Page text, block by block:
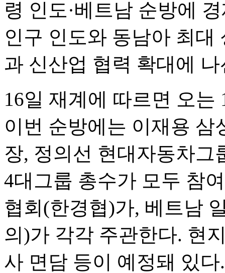
령 인도·베트남 순방에
인구 인도와 동남아 최
과 신산업 협력 확대에
16일 재계에 따르면 오는
이번 순방에는 이재용 삼
장, 정의선 현대자동차그
4대그룹 총수가 모두 참
협회(한경협)가, 베트남
의)가 각각 주관한다. 현
사 면담 등이 예정돼 있다.